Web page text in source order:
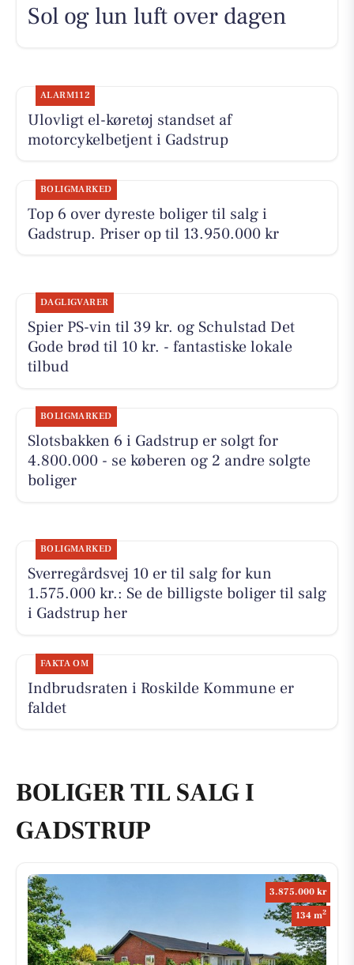
Sol og lun luft over dagen
ALARM112
Ulovligt el-køretøj standset af
motorcykelbetjent i Gadstrup
BOLIGMARKED
Top 6 over dyreste boliger til salg i
Gadstrup. Priser op til 13.950.000 kr
DAGLIGVARER
Spier PS-vin til 39 kr. og Schulstad Det
Gode brød til 10 kr. - fantastiske lokale
tilbud
BOLIGMARKED
Slotsbakken 6 i Gadstrup er solgt for
4.800.000 - se køberen og 2 andre solgte
boliger
BOLIGMARKED
Sverregårdsvej 10 er til salg for kun
1.575.000 kr.: Se de billigste boliger til salg
i Gadstrup her
FAKTA OM
Indbrudsraten i Roskilde Kommune er
faldet
BOLIGER TIL SALG I
GADSTRUP
3.875.000 kr
134 m2